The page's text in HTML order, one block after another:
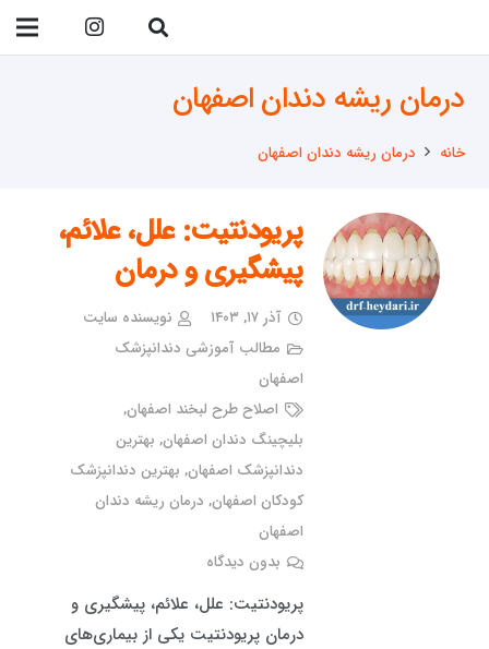
درمان ریشه دندان اصفهان
خانه درمان ریشه دندان اصفهان
پریودنتیت: علل، علائم،
پیشگیری و درمان
آذر ۱۷, ۱۴۰۳
نویسنده سایت
مطالب آموزشی دندانپزشک
اصفهان
اصلاح طرح لبخند اصفهان,
بلیچینگ دندان اصفهان, بهترین
دندانپزشک اصفهان, بهترین دندانپزشک
کودکان اصفهان, درمان ریشه دندان
اصفهان
بدون دیدگاه
پریودنتیت: علل، علائم، پیشگیری و
درمان پریودنتیت یکی از بیماری‌های